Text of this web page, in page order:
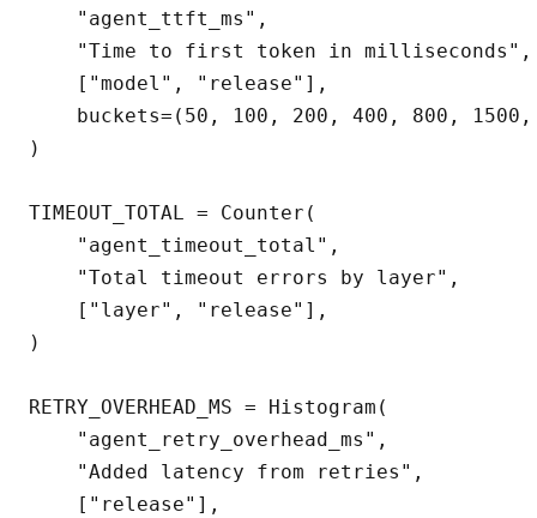
    "agent_ttft_ms",
    "Time to first token in milliseconds",
    ["model", "release"],
buckets=(50, 100, 200, 400, 800,
)
TIMEOUT_TOTAL = Counter(
    "agent_timeout_total",
    "Total timeout errors by layer",
    ["layer", "release"],
)
RETRY_OVERHEAD_MS = Histogram(
    "agent_retry_overhead_ms",
    "Added latency from retries",
    ["release"],